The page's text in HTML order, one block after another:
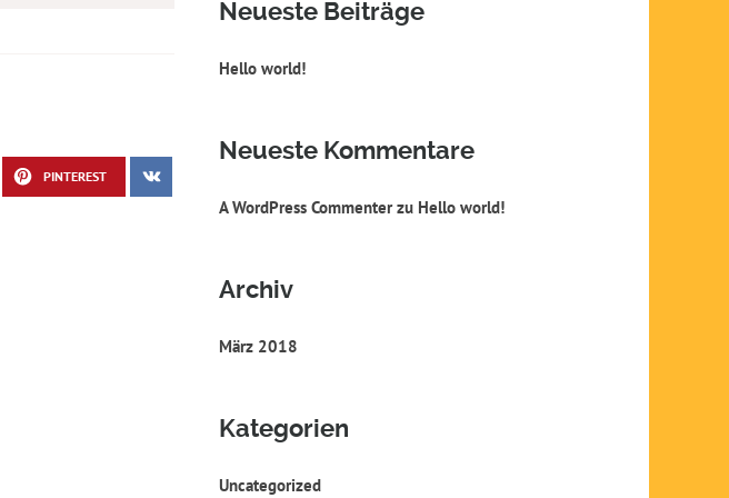
PINTEREST
Neueste Beiträge
Hello world!
Neueste Kommentare
A WordPress Commenterzu Hello world!
Archiv
März 2018
Kategorien
Uncategorized